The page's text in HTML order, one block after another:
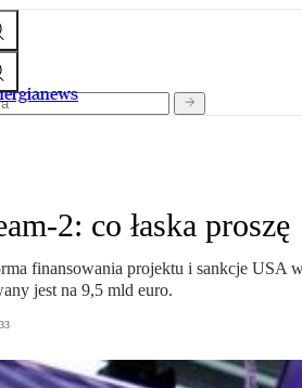
2: co łaska proszę
finansowania projektu i sankcje USA
jest na 9,5 mld euro.